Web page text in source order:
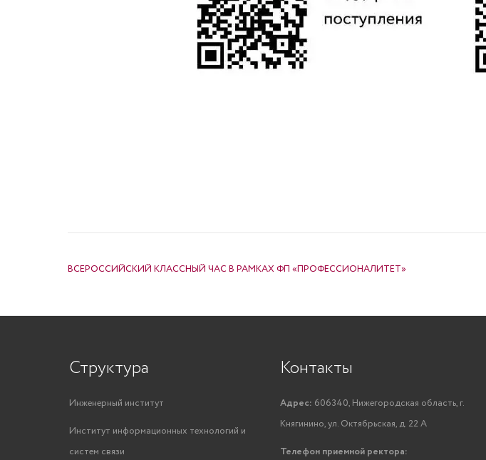
ВСЕРОССИЙСКИЙ КЛАССНЫЙ ЧАС В РАМКАХ ФП «ПРОФЕССИОНАЛИТЕТ»
Структура
Инженерный институт
Институт информационных технологий и
систем связи
Контакты
Адрес: 606340, Нижегородская область, г.
Княгинино, ул. Октябрьская, д. 22 А
Телефон приемной ректора: